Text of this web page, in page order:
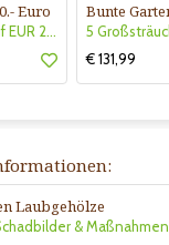
Euro
Gutscheinkauf EUR 20.-
€ 131,99
Laubgehölze
& Maßnahmen